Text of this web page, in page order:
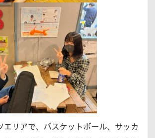
エリアで、バスケットボール、サッカ